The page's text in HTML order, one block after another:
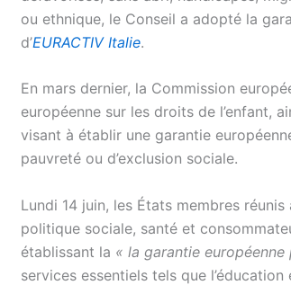
ou ethnique, le Conseil a adopté la
d’EURACTIV Italie.
En mars dernier, la Commission
européenne sur les droits de l’enfant,
visant à établir une garantie
pauvreté ou d’exclusion sociale.
Lundi 14 juin, les États membres
politique sociale, santé et
établissant la « la garantie européenne
services essentiels tels que